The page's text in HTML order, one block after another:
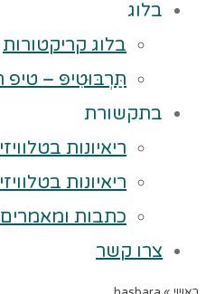
בלוג
בלוג קריקטורות
תַּרְבּוּטִיפּ – טיפ
בתקשורת
ריאיונות
ריאיונות
כתבות ומאמרים
צרו קשר